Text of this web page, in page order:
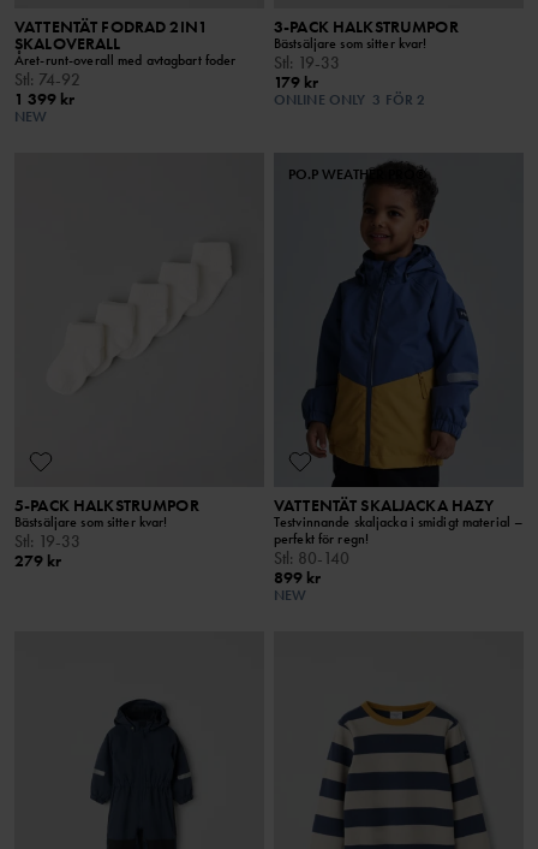
VATTENTÄT FODRAD 2IN1
SKALOVERALL
Året-runt-overall med avtagbart foder
Stl : 74-92
1 399 kr
NEW
3-PACK HALKSTRUMPOR
Bästsäljare som sitter kvar!
Stl : 19-33
179 kr
ONLINE ONLY 3 FÖR 2
5-PACK HALKSTRUMPOR
Bästsäljare som sitter kvar!
Stl: 19-33
279 kr
PO.P WEATHER PRO®
VATTENTÄT SKALJACKA HAZY
Testvinnande skaljacka i smidigt material –
perfekt för regn!
Stl: 80-140
899 kr
NEW